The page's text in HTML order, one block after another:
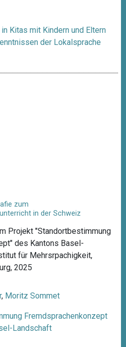
Kitas mit Kindern und Eltern
der Lokalsprache
zum
in der Schweiz
Projekt "Standortbestimmung
des Kantons Basel-
für Mehrsrpachigkeit,
2025
, Moritz Sommet
Fremdsprachenkonzept
Landschaft